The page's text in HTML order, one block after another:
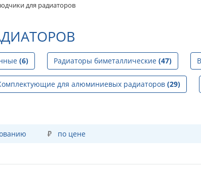
для радиаторов
(6) Радиаторы биметаллические (47)
для алюминиевых радиаторов (29)
по цене